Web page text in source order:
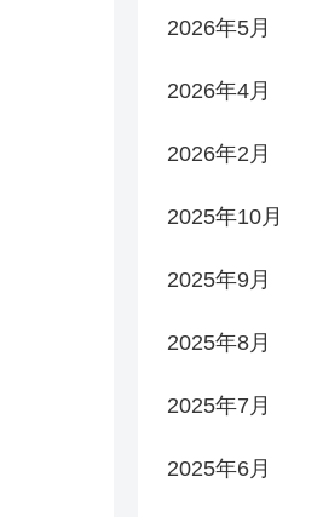
2026年5月
2026年4月
2026年2月
2025年10月
2025年9月
2025年8月
2025年7月
2025年6月